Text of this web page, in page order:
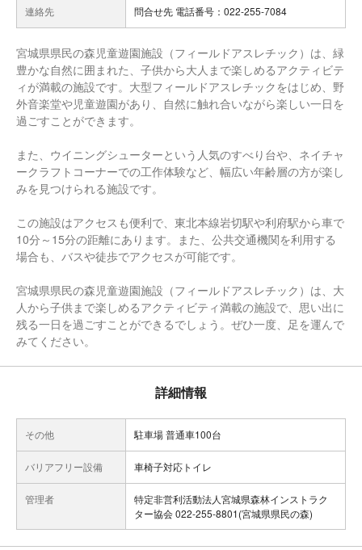
連絡先 問合せ先 電話番号：022-255-7084
宮城県県民の森児童遊園施設（フィールドアスレチック）は、緑
豊かな自然に囲まれた、子供から大人まで楽しめるアクティビテ
ィが満載の施設です。大型フィールドアスレチックをはじめ、野
外音楽堂や児童遊園があり、自然に触れ合いながら楽しい一日を
過ごすことができます。
また、ウイニングシューターという人気のすべり台や、ネイチャ
ークラフトコーナーでの工作体験など、幅広い年齢層の方が楽し
みを見つけられる施設です。
この施設はアクセスも便利で、東北本線岩切駅や利府駅から車で
10分～15分の距離にあります。また、公共交通機関を利用する
場合も、バスや徒歩でアクセスが可能です。
宮城県県民の森児童遊園施設（フィールドアスレチック）は、大
人から子供まで楽しめるアクティビティ満載の施設で、思い出に
残る一日を過ごすことができるでしょう。ぜひ一度、足を運んで
みてください。
詳細情報
その他 駐車場 普通車100台
バリアフリー設備 車椅子対応トイレ
管理者
特定非営利活動法人宮城県森林インストラク
ター協会 022-255-8801(宮城県県民の森)